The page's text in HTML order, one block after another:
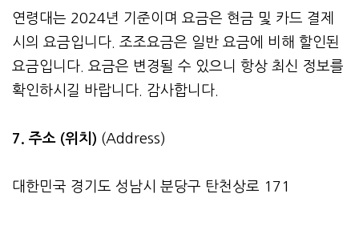
연령대는 2024년 기준이며 요금은 현금 및 카드 결제
시의 요금입니다. 조조요금은 일반 요금에 비해 할인된
요금입니다. 요금은 변경될 수 있으니 항상 최신 정보를
확인하시길 바랍니다. 감사합니다.
7. 주소 (위치) (Address)
대한민국 경기도 성남시 분당구 탄천상로 171